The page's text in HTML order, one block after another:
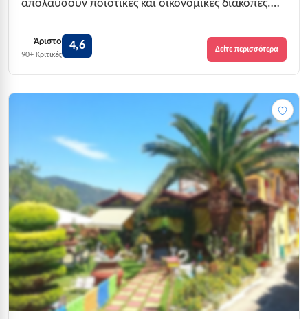
απολαύσουν ποιοτικές και οικονομικές διακοπές.
εύκολη πρόσβαση στις υπέροχες παραλίες και τα
γραφικά τοπία του νησιού. Με δυναμικότητα 17...
Άριστο
90+ Κριτικές
4,6 Δείτε περισσότερα